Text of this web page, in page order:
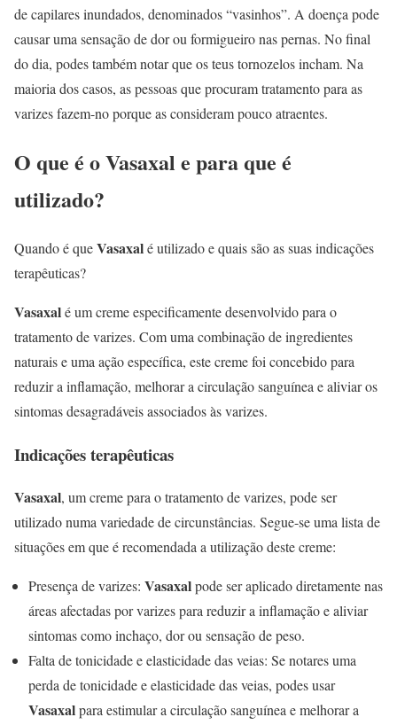
de capilares inundados, denominados “vasinhos”. A doença pode
causar uma sensação de dor ou formigueiro nas pernas. No final
do dia, podes também notar que os teus tornozelos incham. Na
maioria dos casos, as pessoas que procuram tratamento para as
varizes fazem-no porque as consideram pouco atraentes.
O que é oVasaxal e para que é
utilizado?
Quando é queVasaxalé utilizado e quais são as suas indicações
terapêuticas?
Vasaxalé um creme especificamente desenvolvido para o
tratamento de varizes. Com uma combinação de ingredientes
naturais e uma ação específica, este creme foi concebido para
reduzir a inflamação, melhorar a circulação sanguínea e aliviar os
sintomas desagradáveis associados às varizes.
Indicações terapêuticas
Vasaxal, um creme para o tratamento de varizes, pode ser
utilizado numa variedade de circunstâncias. Segue-se uma lista de
situações em que é recomendada a utilização deste creme:
Presença de varizes: Vasaxalpode ser aplicado diretamente nas
áreas afectadas por varizes para reduzir a inflamação e aliviar
sintomas como inchaço, dor ou sensação de peso.
Falta de tonicidade e elasticidade das veias: Se notares uma
perda de tonicidade e elasticidade das veias, podes usar
Vasaxalpara estimular a circulação sanguínea e melhorar a